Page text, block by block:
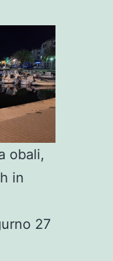
obali,
in
27